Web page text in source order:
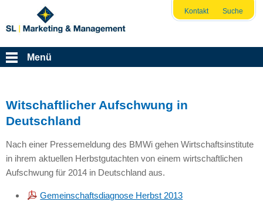
Kontakt Suche
Menü
Witschaftlicher Aufschwung in
Deutschland
Nach einer Pressemeldung des BMWi gehen Wirtschaftsinstitute
in ihrem aktuellen Herbstgutachten von einem wirtschaftlichen
Aufschwung für 2014 in Deutschland aus.
Gemeinschaftsdiagnose Herbst 2013